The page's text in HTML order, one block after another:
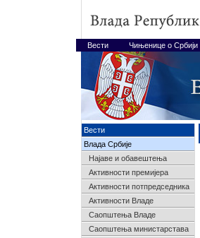
Вести Чињенице о Србији
Вести
Влада Србије
Најавe и обавештења
Активности премијера
Активности потпредседника
Активности Владе
Саопштења Владе
Саопштења министарстава